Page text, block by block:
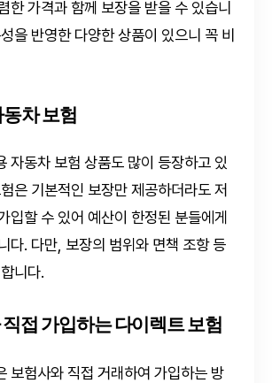
한 가격과 함께 보장을 받을 수 있습니
을 반영한 다양한 상품이 있으니 꼭 비
차 보험
자동차 보험 상품도 많이 등장하고 있
은 기본적인 보장만 제공하더라도 저
입할 수 있어 예산이 한정된 분들에게
다. 다만, 보장의 범위와 면책 조항 등
니다.
접 가입하는 다이렉트 보험
보험사와 직접 거래하여 가입하는 방